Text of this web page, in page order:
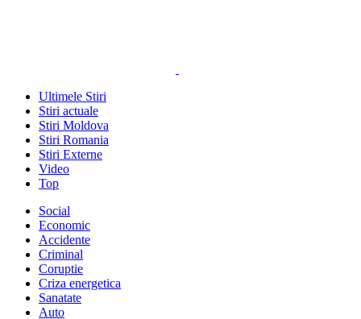
Ultimele Stiri
Stiri actuale
Stiri Moldova
Stiri Romania
Stiri Externe
Video
Top
Social
Economic
Accidente
Criminal
Coruptie
Criza energetica
Sanatate
Auto